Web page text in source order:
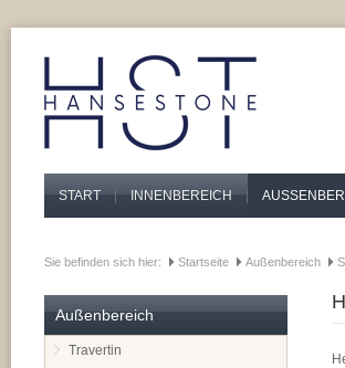
START INNENBEREICH
Sie befinden sich hier: Startseite Außenbereich
Außenbereich
Travertin